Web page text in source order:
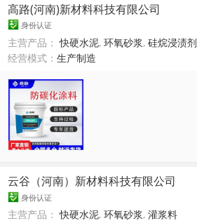
高路(河南)新材料科技有限公司
身份认证
主营产品：快硬水泥,环氧砂浆,硅烷浸渍剂
经营模式：生产制造
云谷（河南）新材料科技有限公司
身份认证
主营产品：快硬水泥,环氧砂浆,灌浆料